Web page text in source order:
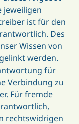
jeweiligen
ist für den
Des
Wissen von
werden.
für
Verbindung zu
Für fremde
rechtswidrigen